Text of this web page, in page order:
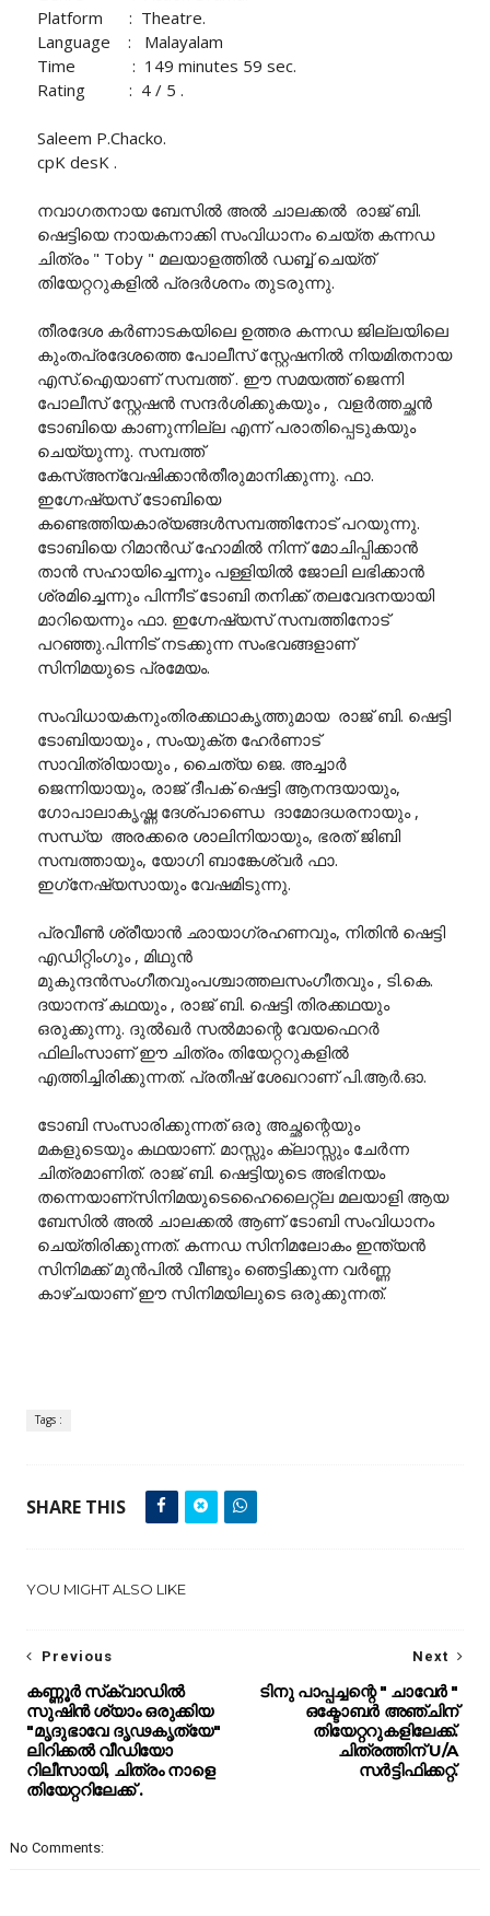
Platform : Theatre.
Language : Malayalam
Time : 149 minutes 59 sec.
Rating : 4 / 5 .
Saleem P.Chacko.
cpK desK .
നവാഗതനായ ബേസിൽ അൽ ചാലക്കൽ രാജ് ബി.
ഷെട്ടിയെ നായകനാക്കി സംവിധാനം ചെയ്ത കന്നഡ
ചിത്രം " Toby " മലയാളത്തിൽ ഡബ്ബ് ചെയ്ത്
തിയേറ്ററുകളിൽ പ്രദർശനം തുടരുന്നു.
തീരദേശ കർണാടകയിലെ ഉത്തര കന്നഡ ജില്ലയിലെ
കുംതപ്രദേശത്തെ പോലീസ് സ്റ്റേഷനിൽ നിയമിതനായ
എസ്.ഐയാണ് സമ്പത്ത് . ഈ സമയത്ത് ജെന്നി
പോലീസ് സ്റ്റേഷൻ സന്ദർശിക്കുകയും , വളർത്തച്ഛൻ
ടോബിയെ കാണുന്നില്ല എന്ന് പരാതിപ്പെടുകയും
ചെയ്യുന്നു. സമ്പത്ത്
കേസ്അന്വേഷിക്കാൻതീരുമാനിക്കുന്നു. ഫാ.
ഇഗ്നേഷ്യസ് ടോബിയെ
കണ്ടെത്തിയകാര്യങ്ങൾസമ്പത്തിനോട് പറയുന്നു.
ടോബിയെ റിമാൻഡ് ഹോമിൽ നിന്ന് മോചിപ്പിക്കാൻ
താൻ സഹായിച്ചെന്നും പള്ളിയിൽ ജോലി ലഭിക്കാൻ
ശ്രമിച്ചെന്നും പിന്നീട് ടോബി തനിക്ക് തലവേദനയായി
മാറിയെന്നും ഫാ. ഇഗ്നേഷ്യസ് സമ്പത്തിനോട്
പറഞ്ഞു.പിന്നിട് നടക്കുന്ന സംഭവങ്ങളാണ്
സിനിമയുടെ പ്രമേയം.
സംവിധായകനുംതിരക്കഥാകൃത്തുമായ രാജ് ബി. ഷെട്ടി
ടോബിയായും , സംയുക്ത ഹേർണാട്
സാവിത്രിയായും , ചൈത്യ ജെ. അച്ചാർ
ജെന്നിയായും, രാജ് ദീപക് ഷെട്ടി ആനന്ദയായും,
ഗോപാലാകൃഷ്ണ ദേശ്പാണ്ഡെ ദാമോദധരനായും ,
സന്ധ്യ അരക്കരെ ശാലിനിയായും, ഭരത് ജിബി
സമ്പത്തായും, യോഗി ബാങ്കേശ്വർ ഫാ.
ഇഗ്‌നേഷ്യസായും വേഷമിടുന്നു.
പ്രവീൺ ശ്രീയാൻ ഛായാഗ്രഹണവും, നിതിൻ ഷെട്ടി
എഡിറ്റിംഗും , മിഥുൻ
മുകുന്ദൻസംഗീതവുംപശ്ചാത്തലസംഗീതവും , ടി.കെ.
ദയാനന്ദ് കഥയും , രാജ് ബി. ഷെട്ടി തിരക്കഥയും
ഒരുക്കുന്നു. ദുൽഖർ സൽമാന്റെ വേയഫെറർ
ഫിലിംസാണ് ഈ ചിത്രം തിയേറ്ററുകളിൽ
എത്തിച്ചിരിക്കുന്നത്. പ്രതീഷ് ശേഖറാണ് പി.ആർ.ഓ.
ടോബി സംസാരിക്കുന്നത് ഒരു അച്ഛന്റെയും
മകളുടെയും കഥയാണ്. മാസ്സും ക്ലാസ്സും ചേർന്ന
ചിത്രമാണിത്. രാജ് ബി. ഷെട്ടിയുടെ അഭിനയം
തന്നെയാണ്സിനിമയുടെഹൈലൈറ്റ്ല മലയാളി ആയ
ബേസിൽ അൽ ചാലക്കൽ ആണ് ടോബി സംവിധാനം
ചെയ്തിരിക്കുന്നത്. കന്നഡ സിനിമലോകം ഇന്ത്യൻ
സിനിമക്ക് മുൻപിൽ വീണ്ടും ഞെട്ടിക്കുന്ന വർണ്ണ
കാഴ്ചയാണ് ഈ സിനിമയിലുടെ ഒരുക്കുന്നത്.
Tags :
SHARE THIS
YOU MIGHT ALSO LIKE
Next
ടിനു പാപ്പച്ചന്റെ " ചാവേർ "
ഒക്ടോബർ അഞ്ചിന്
തിയേറ്ററുകളിലേക്ക്.
ചിത്രത്തിന് U/A
സർട്ടിഫിക്കറ്റ്.
Previous
കണ്ണൂർ സ്‌ക്വാഡിൽ
സുഷിൻ ശ്യാം ഒരുക്കിയ
"മൃദുഭാവേ ദൃഢകൃത്യേ"
ലിറിക്കൽ വീഡിയോ
റിലീസായി, ചിത്രം നാളെ
തിയേറ്ററിലേക്ക് .
No Comments: